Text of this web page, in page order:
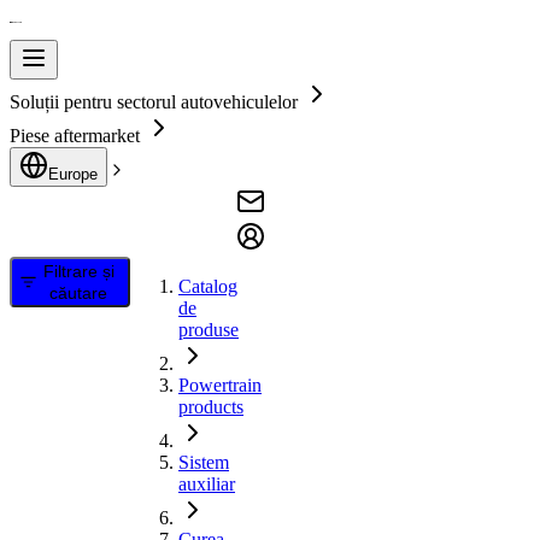
Soluții pentru sectorul autovehiculelor
Piese aftermarket
Europe
Filtrare și
căutare
Catalog
de
produse
Powertrain
products
Sistem
auxiliar